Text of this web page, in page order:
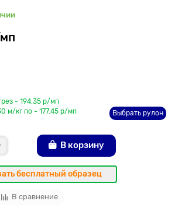
- 194.35 р/мп
м/кг по - 177.45 р/мп
Выбрать рулон
В корзину
бесплатный образец
В сравнение